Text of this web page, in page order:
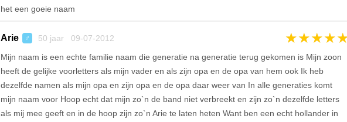
het een goeie naam
Arie ♂ 50 jaar 09-07-2012 ★★★★
Mijn naam is een echte familie naam die generatie na generatie terug gekomen is Mijn zoon
heeft de gelijke voorletters als mijn vader en als zijn opa en de opa van hem ook Ik heb
dezelfde namen als mijn opa en zijn opa en de opa daar weer van In alle generaties komt
mijn naam voor Hoop echt dat mijn zo`n de band niet verbreekt en zijn zo`n dezelfde letters
als mij mee geeft en in de hoop zijn zo`n Arie te laten heten Want ben een echt hollander in